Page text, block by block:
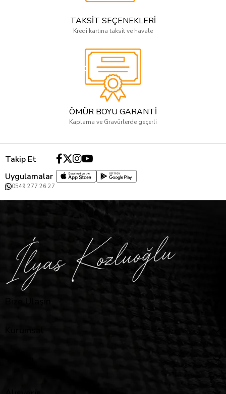
TAKSİT SEÇENEKLERİ
Kredi kartına taksit ve havale
ÖMÜR BOYU GARANTİ
Kaplama ve Gravürlerde geçerli
Takip Et
Uygulamalar
0549 277 26 27